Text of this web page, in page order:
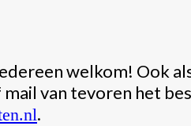
welkom! Ook
van tevoren het
.